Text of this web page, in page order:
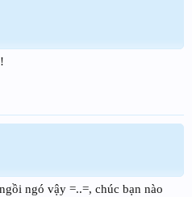
ngó vậy =..=, chúc bạn nào